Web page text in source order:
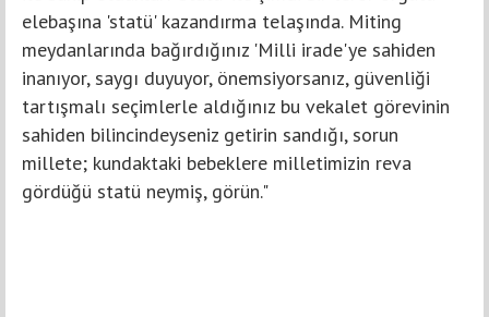
elebaşına 'statü' kazandırma telaşında. Miting
meydanlarında bağırdığınız 'Milli irade'ye sahiden
inanıyor, saygı duyuyor, önemsiyorsanız, güvenliği
tartışmalı seçimlerle aldığınız bu vekalet görevinin
sahiden bilincindeyseniz getirin sandığı, sorun
millete; kundaktaki bebeklere milletimizin reva
gördüğü statü neymiş, görün."